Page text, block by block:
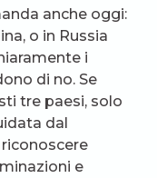
anche oggi:
o in Russia
i
di no. Se
tre paesi, solo
dal
e